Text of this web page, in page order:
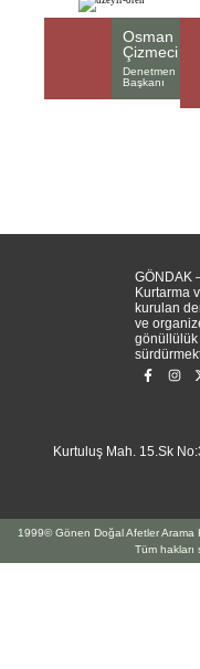
Osman
Çizmeci
Denetmen
Başkanı
GÖNDAK
Kurtarma
kurulan
ve
gönüllülük
Kurtuluş Mah. 15.Sk
1999© Gönen Doğal Afetler Arama
Tüm hakları